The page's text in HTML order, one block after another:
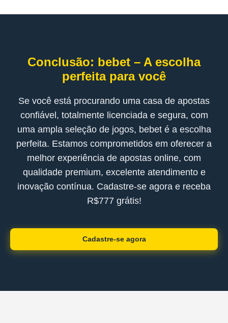
Conclusão: bebet – A escolha
perfeita para você
Se você está procurando uma casa de apostas
confiável, totalmente licenciada e segura, com
uma ampla seleção de jogos, bebet é a escolha
perfeita. Estamos comprometidos em oferecer a
melhor experiência de apostas online, com
qualidade premium, excelente atendimento e
inovação contínua. Cadastre-se agora e receba
R$777 grátis!
Cadastre-se agora